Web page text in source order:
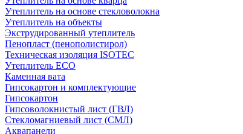
Утеплитель на основе стекловолокна
Утеплитель на объекты
Экструдированный утеплитель
Пенопласт (пенополистирол)
Техническая изоляция ISOTEC
Утеплитель ECO
Каменная вата
Гипсокартон и комплектующие
Гипсокартон
Гипсоволокнистый лист (ГВЛ)
Стекломагниевый лист (СМЛ)
Аквапанели